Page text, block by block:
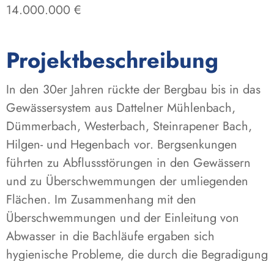
14.000.000 €
Projektbeschreibung
In den 30er Jahren rückte der Bergbau bis in das
Gewässersystem aus Dattelner Mühlenbach,
Dümmerbach, Westerbach, Steinrapener Bach,
Hilgen- und Hegenbach vor. Bergsenkungen
führten zu Abflussstörungen in den Gewässern
und zu Überschwemmungen der umliegenden
Flächen. Im Zusammenhang mit den
Überschwemmungen und der Einleitung von
Abwasser in die Bachläufe ergaben sich
hygienische Probleme, die durch die Begradigung